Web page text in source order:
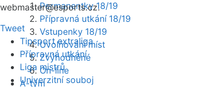
Permanentky 18/19
Přípravná utkání 18/19
Vstupenky 18/19
Uvolňování míst
Zvýhodněné
On-line
A-tým
webmaster@esports.cz.
Tweet
Tipsport extraliga
Přípravná utkání
Liga mistrů
Univerzitní souboj